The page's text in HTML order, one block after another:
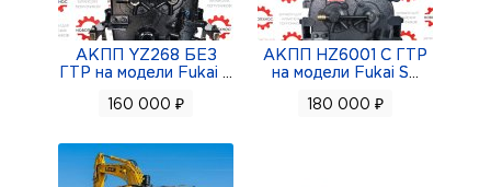
АКПП YZ268 БЕЗ
ГТР на модели Fukai
160 000 ₽
АКПП HZ6001 С ГТР
на модели Fukai S
180 000 ₽